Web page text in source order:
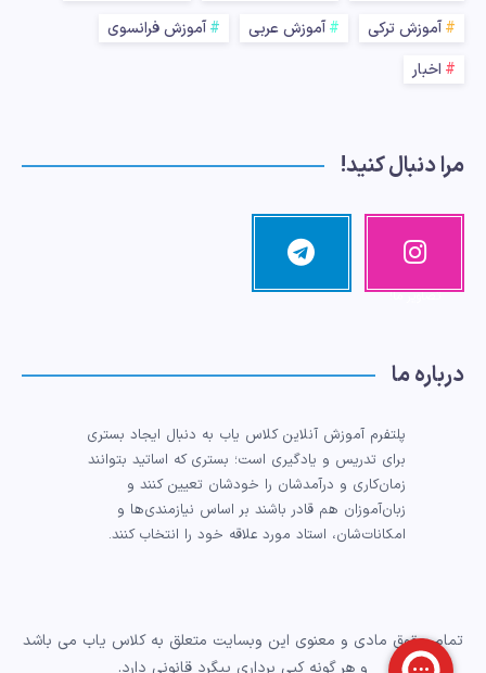
آموزش ترکی
آموزش عربی
آموزش فرانسوی
اخبار
مرا دنبال کنید!
اینستاگرا
م
تصاویر ما!
تلگرام
مرا دنبال کنید!
درباره ما
پلتفرم آموزش آنلاین کلاس یاب به دنبال ایجاد بستری
برای تدریس و یادگیری است؛ بستری که اساتید بتوانند
زمان‌کاری و درآمدشان را خودشان تعیین کنند و
زبان‌آموزان هم قادر باشند بر اساس نیازمندی‌ها و
امکانات‌شان، استاد مورد علاقه خود را انتخاب کنند.
تمام حقوق مادی و معنوی این وبسایت متعلق به کلاس یاب می باشد
و هر گونه کپی برداری پیگرد قانونی دارد.